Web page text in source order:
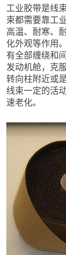
工业胶带是线
束都需要靠工
高温、耐寒、
化外观等作用
有全部缠绕和
发动机舱，克
转向柱附近或
线束一定的活
速老化。